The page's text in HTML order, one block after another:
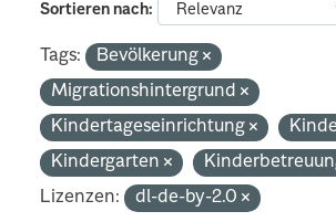
Sortieren nach
Tags:
Bevölkerung
Migrationshintergrund
Kindertageseinrichtung
Kindergarten
Lizenzen:
dl-de-by-2.0